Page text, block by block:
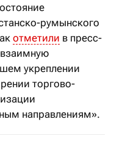
румынского
отметили в пресс-
укреплении
торгово-
направлениям».